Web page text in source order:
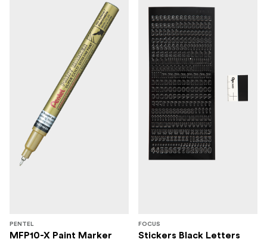
PENTEL
MFP10-X Paint Marker
FOCUS
Stickers Black Letters